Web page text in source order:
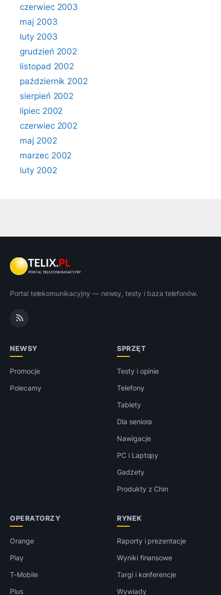
czerwiec 2003
maj 2003
luty 2003
grudzień 2002
listopad 2002
październik 2002
sierpień 2002
lipiec 2002
czerwiec 2002
maj 2002
marzec 2002
luty 2002
Portal telekomunikacyjny — newsy, testy i baza telefonów.
NEWSY
Promocje
Polecamy
SPRZĘT
Testy i opinie
Telefony
Tablety
Dla seniora
Nawigacje
PC i Laptopy
Gadżety
Produkty z Chin
OPERATORZY
Orange
Play
T-Mobile
Plus
RYNEK
Raporty i prezentacje
Wyniki finansowe
Targi i konferencje
Wywiady